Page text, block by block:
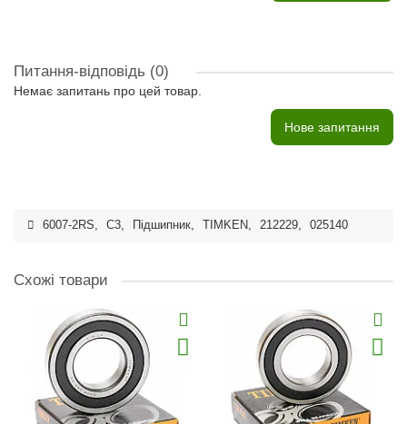
Питання-відповідь (0)
Немає запитань про цей товар.
Нове запитання
6007-2RS, C3, Підшипник, TIMKEN, 212229, 025140
Схожі товари